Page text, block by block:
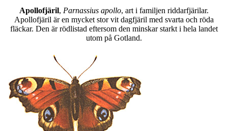
Apollofjäril, Parnassius apollo, art i familjen riddarfjärilar.
Apollofjäril är en mycket stor vit dagfjäril med svarta och röda
fläckar. Den är rödlistad eftersom den minskar starkt i hela landet
utom på Gotland.